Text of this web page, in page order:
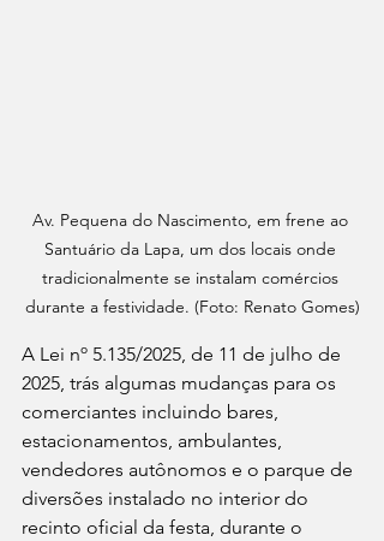
Av. Pequena do Nascimento, em frene ao
Santuário da Lapa, um dos locais onde
tradicionalmente se instalam comércios
durante a festividade. (Foto: Renato Gomes)
A Lei nº 5.135/2025, de 11 de julho de
2025, trás algumas mudanças para os
comerciantes incluindo bares,
estacionamentos, ambulantes,
vendedores autônomos e o parque de
diversões instalado no interior do
recinto oficial da festa, durante o